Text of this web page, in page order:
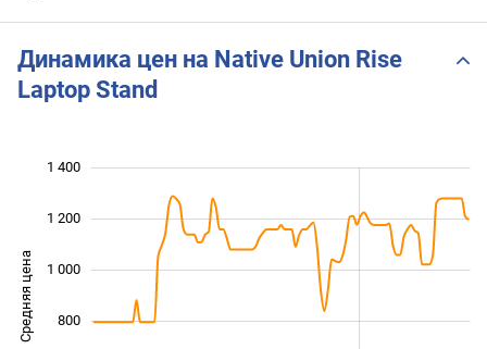
Динамика цен на Native Union Rise
Laptop Stand
Средняя цена 800
1 000
1 200
1 400